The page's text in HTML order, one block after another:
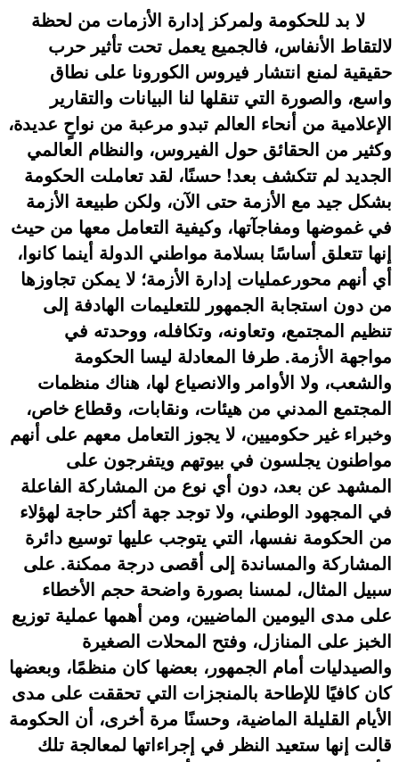
لا بد للحكومة ولمركز إدارة الأزمات من لحظة
لالتقاط الأنفاس، فالجميع يعمل تحت تأثير حرب
حقيقية لمنع انتشار فيروس الكورونا على نطاق
واسع، والصورة التي تنقلها لنا البيانات والتقارير
الإعلامية من أنحاء العالم تبدو مرعبة من نواحٍ عديدة،
وكثير من الحقائق حول الفيروس، والنظام العالمي
الجديد لم تتكشف بعد! حسنًا، لقد تعاملت الحكومة
بشكل جيد مع الأزمة حتى الآن، ولكن طبيعة الأزمة
في غموضها ومفاجآتها، وكيفية التعامل معها من حيث
إنها تتعلق أساسًا بسلامة مواطني الدولة أينما كانوا،
أي أنهم محورعمليات إدارة الأزمة؛ لا يمكن تجاوزها
من دون استجابة الجمهور للتعليمات الهادفة إلى
تنظيم المجتمع، وتعاونه، وتكافله، ووحدته في
مواجهة الأزمة. طرفا المعادلة ليسا الحكومة
والشعب، ولا الأوامر والانصياع لها، هناك منظمات
المجتمع المدني من هيئات، ونقابات، وقطاع خاص،
وخبراء غير حكوميين، لا يجوز التعامل معهم على أنهم
مواطنون يجلسون في بيوتهم ويتفرجون على
المشهد عن بعد، دون أي نوع من المشاركة الفاعلة
في المجهود الوطني، ولا توجد جهة أكثر حاجة لهؤلاء
من الحكومة نفسها، التي يتوجب عليها توسيع دائرة
المشاركة والمساندة إلى أقصى درجة ممكنة. على
سبيل المثال، لمسنا بصورة واضحة حجم الأخطاء
على مدى اليومين الماضيين، ومن أهمها عملية توزيع
الخبز على المنازل، وفتح المحلات الصغيرة
والصيدليات أمام الجمهور، بعضها كان منظمًا، وبعضها
كان كافيًا للإطاحة بالمنجزات التي تحققت على مدى
الأيام القليلة الماضية، وحسنًا مرة أخرى، أن الحكومة
قالت إنها ستعيد النظر في إجراءاتها لمعالجة تلك